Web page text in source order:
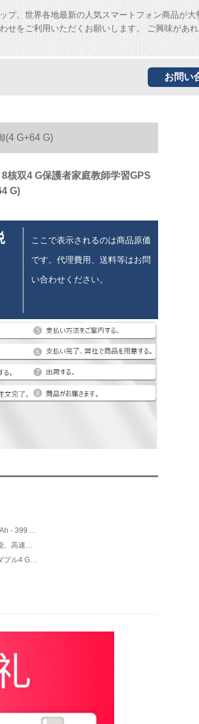
プ。世界各地最新の人気スマートフォン商品が大
せをご利用いただくお願いします。 ご興味があ
お問い
(4 G+64 G)
核双4 G保護者家庭教師学習GPS
G)
ここで表示されるのは商品原価
です。代理費用、送料等はお問
い合わせください。
バッテリー容量：3000 mAh - 399 mAh
ホットポイント：人工知能、高速充電、人の顔の識別
マルチカードサポート：ダブル4 G同時配信2 G